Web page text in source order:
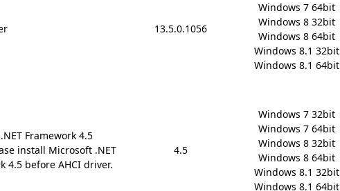
13.5.0.1056
Windows 7 64bit
Windows 8 32bit
Windows 8 64bit
Windows 8.1 32bit
Windows 8.1 64bit
Framework 4.5
install Microsoft .NET
4.5 before AHCI driver.
4.5
Windows 7 32bit
Windows 7 64bit
Windows 8 32bit
Windows 8 64bit
Windows 8.1 32bit
Windows 8.1 64bit